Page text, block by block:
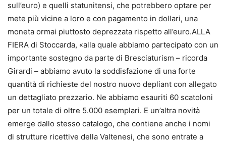
sull’euro) e quelli statunitensi, che potrebbero optare per
mete più vicine a loro e con pagamento in dollari, una
moneta ormai piuttosto deprezzata rispetto all’euro.ALLA
FIERA di Stoccarda, «alla quale abbiamo partecipato con un
importante sostegno da parte di Bresciaturism – ricorda
Girardi – abbiamo avuto la soddisfazione di una forte
quantità di richieste del nostro nuovo depliant con allegato
un dettagliato prezzario. Ne abbiamo esauriti 60 scatoloni
per un totale di oltre 5.000 esemplari. E un’altra novità
emerge dallo stesso catalogo, che contiene anche i nomi
di strutture ricettive della Valtenesi, che sono entrate a